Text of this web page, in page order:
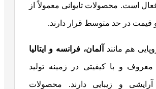
است. محصولات تایوانی معمولاً از
قیمت در حد متوسط قرار دارند.
هم مانند آلمان، فرانسه و ایتالیا
معروف و با کیفیتی در زمینه تولید
و زیبایی دارند. محصولات